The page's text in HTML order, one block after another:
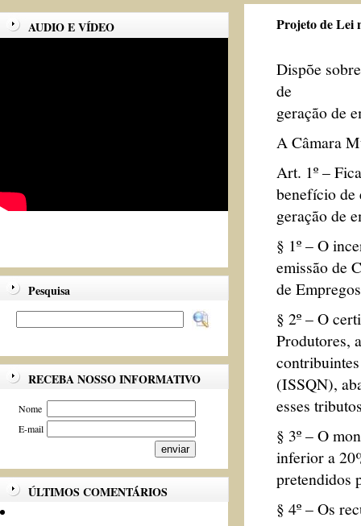
AUDIO E VÍDEO
Pesquisa
RECEBA NOSSO INFORMATIVO
Nome
E-mail
ÚLTIMOS COMENTÁRIOS
Projeto de Lei
Dispõe
de
geração de
A Câmara
Art. 1º –
benefício de
geração de
§ 1º – O
emissão de
de
§ 2º – O
Produtores,
(ISSQN),
esses
§ 3º – O
inferior a
pretendidos
§ 4º – Os